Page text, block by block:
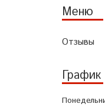
Отзывы